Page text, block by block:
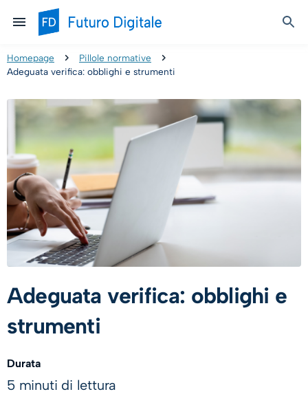
Homepage
Pillole normative
Adeguata verifica: obblighi e strumenti
Adeguata verifica: obblighi e
strumenti
Durata
5 minuti di lettura